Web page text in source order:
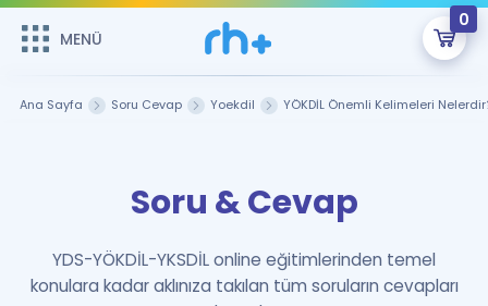
MENÜ
0
GİRİŞ YAP
Remzi Hoca ile seni sınava hazırlayacak onlarca eğitim seni
bekliyor!
MENÜ
Çalışma Paketleri
Kitaplar ve Kaynaklar
Ana Sayfa Soru Cevap Yoekdil YÖKDİL Önemli Kelimeleri
Soru & Cevap
YDS-YÖKDİL-YKSDİL online eğitimlerinden temel
konulara kadar aklınıza takılan tüm soruların cevapları